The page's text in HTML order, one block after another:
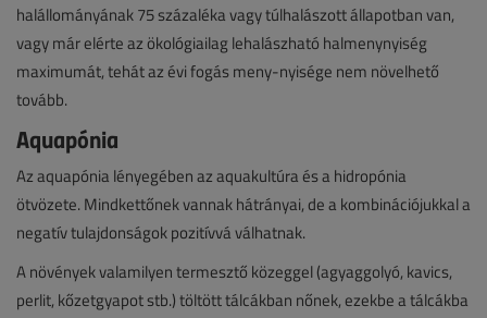
halállományának 75 százaléka vagy túlhalászott állapotban van,
vagy már elérte az ökológiailag lehalászható halmenynyiség
maximumát, tehát az évi fogás meny-nyisége nem növelhető
tovább.
Aquapónia
Az aquapónia lényegében az aquakultúra és a hidropónia
ötvözete. Mindkettőnek vannak hátrányai, de a kombinációjukkal a
negatív tulajdonságok pozitívvá válhatnak.
A növények valamilyen termesztő közeggel (agyaggolyó, kavics,
perlit, kőzetgyapot stb.) töltött tálcákban nőnek, ezekbe a tálcákba